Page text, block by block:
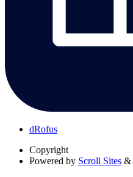
dRofus
Copyright
Powered by Scroll Sites &